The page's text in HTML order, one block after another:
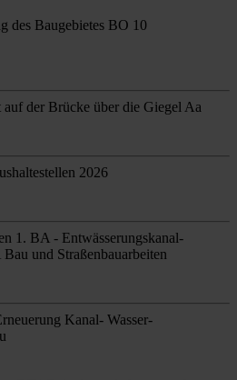
des Baugebietes BO 10
der Brücke über die Giegel Aa
2026
1. BA - Entwässerungskanal-
und Straßenbauarbeiten
Kanal- Wasser-